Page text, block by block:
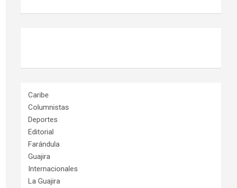
Caribe
Columnistas
Deportes
Editorial
Farándula
Guajira
Internacionales
La Guajira